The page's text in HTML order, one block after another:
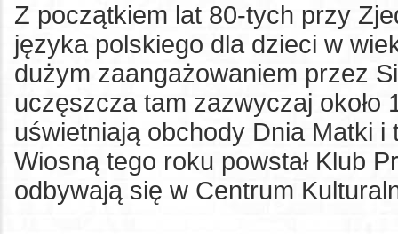
Z początkiem lat 80-tych przy
języka polskiego dla dzieci w
dużym zaangażowaniem przez
uczęszcza tam zazwyczaj
uświetniają obchody Dnia Matki
Wiosną tego roku powstał Klub
odbywają się w Centrum